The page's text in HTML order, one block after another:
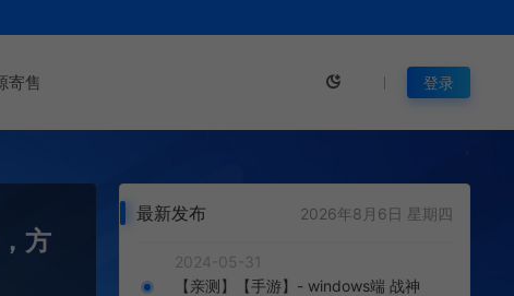
寄售 登录
方
最新发布 2026年8月6日 星期四
2024-05-31
【亲测】【手游】- windows端 战神